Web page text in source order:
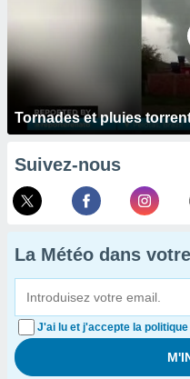
Tornades et pluies
Suivez-nous
La Météo dans
J'ai lu et j'accepte la